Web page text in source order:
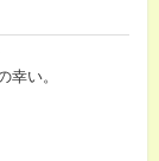
幸い。